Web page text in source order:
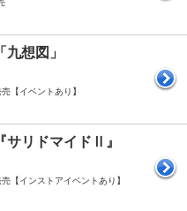
想図」
【イベントあり】
サリドマイドⅡ』
【インストアイベントあり】